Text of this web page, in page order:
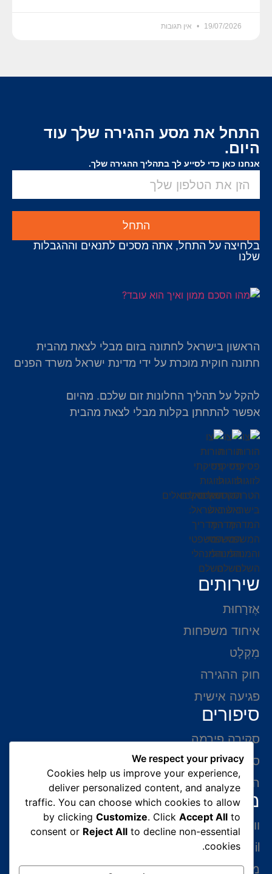
19/07/2026 אין תגובות
התחל את מסע ההגירה שלך עוד
היום.
אנחנו כאן כדי לסייע לך בתהליך ההגירה שלך.
התחל
בלחיצה על התחל, אתה מסכים לתנאים וההגבלות
שלנו
הראשון בישראל לחתונה בזום מבלי לצאת מהבית
חתונה חוקית מוכרת על ידי מדינת ישראל משרד הפנים
להקל על תהליך החלונות זום שלכם. מהיום
אפשר להתחתן בקלות מבלי לצאת מהבית
שירותים
אֶזרָחוּת
איחוד משפחות
מִקְלָט
חוק ההגירה
פגיעה אישית
סיפורים
סקירה פירמה
סיפורי הצלחה
המלצות של לקוחות
מידע ליצירת קשר
ווצאפ 054-765-0002
gabriel@benatovlaw.co.il
מצדה 9 בני ברק קומה 35 מגדל ב.ס.ר 3 (מול
We respect your privacy
Cookies help us improve your experience,
deliver personalized content, and analyze
traffic. You can choose which cookies to allow
by clickingCustomize. ClickAccept All to
consent or Reject All to decline non-essential
cookies.